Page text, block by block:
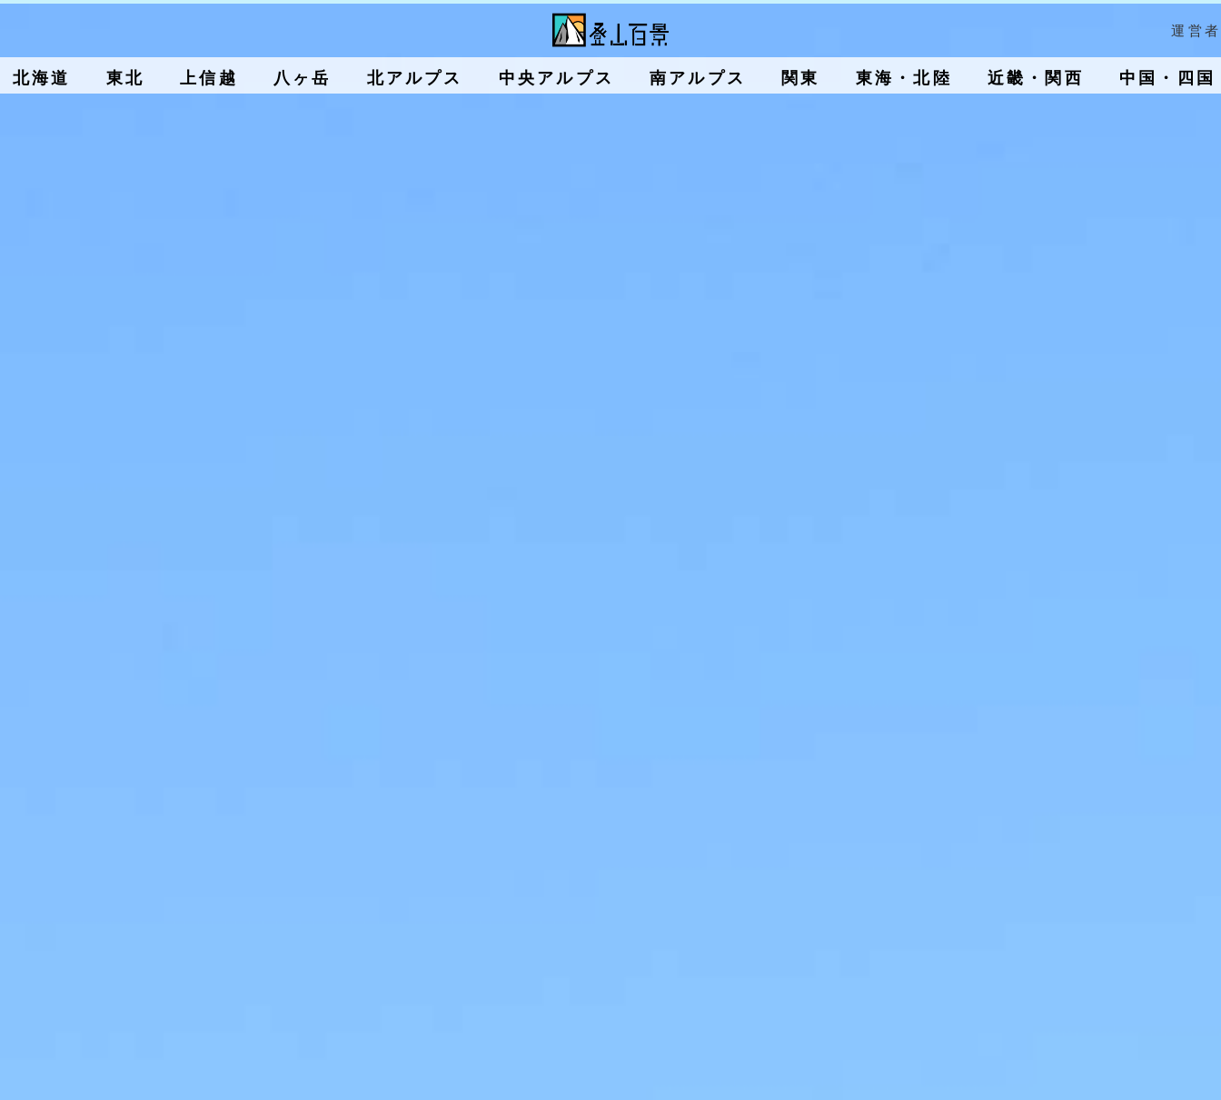
運営者
北海道 東北 上信越 八ヶ岳 北アルプス 中央アルプス 南アルプス 関東 東海・北陸 近畿・関西 中国・四国